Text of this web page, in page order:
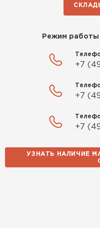
Режим работы
+7
+7
+7
УЗНАТЬ НАЛИЧИЕ